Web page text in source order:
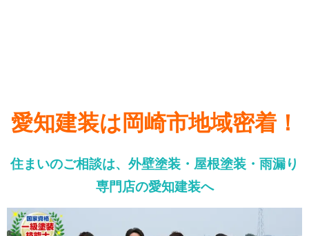
愛知建装は岡崎市地域密着！
住まいのご相談は、外壁塗装・屋根塗装・雨漏り
専門店の愛知建装へ